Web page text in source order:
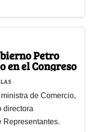
Petro
en el Congreso
de Comercio,
directora
Representantes.